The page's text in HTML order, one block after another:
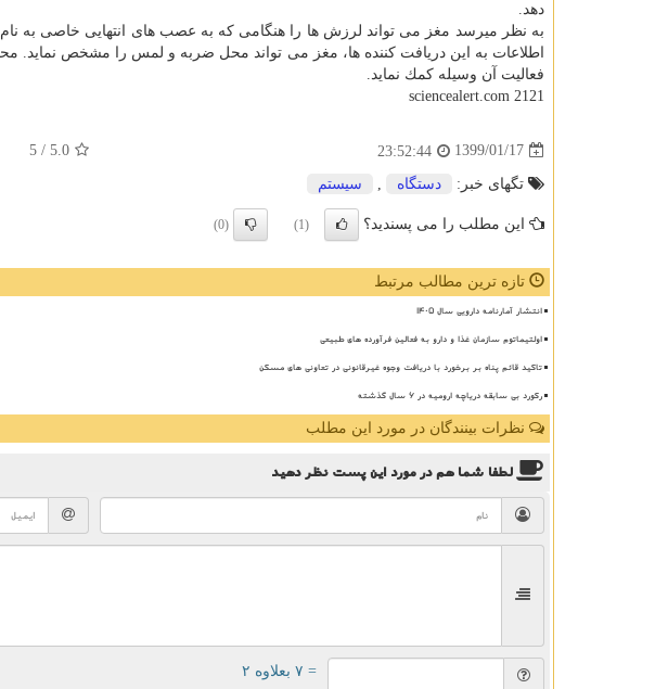
دهد.
به نظر میرسد مغز می تواند لرزش ها را هنگامی كه به عصب های انتهایی خاصی به
اطلاعات به این دریافت كننده ها، مغز می تواند محل ضربه و لمس را مشخص نماید.
فعالیت آن وسیله كمك نماید.
sciencealert.com 2121
1399/01/17
23:52:44
5.0
/ 5
تگهای خبر: دستگاه سیستم
این مطلب را می پسندید؟ (1)
(0)
تازه ترین مطالب مرتبط
انتشار آمارنامه دارویی سال ۱۴۰۵
اولتیماتوم سازمان غذا و دارو به فعالین فرآورده های طبیعی
تاکید قائم پناه بر برخورد با دریافت وجوه غیرقانونی در تعاونی های مسکن
رکورد بی سابقه دریاچه ارومیه در ۶ سال گذشته
نظرات بینندگان در مورد این مطلب
لطفا شما همدر مورد این پستنظر دهید
= ۷ بعلاوه ۲